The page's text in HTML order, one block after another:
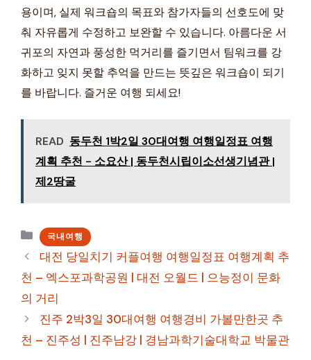
용이며, 실제 워크숍의 목표와 참가자들의 선호도에 맞
춰 자유롭게 수정하고 보완할 수 있습니다. 아름다운 서
귀포의 자연과 풍성한 먹거리를 즐기면서 팀워크를 강
화하고 잊지 못할 추억을 만드는 뜻깊은 워크숍이 되기
를 바랍니다. 즐거운 여행 되세요!
READ 동두천 1박2일 30대여행 여행일정표 여행
계획 추천 - 소요산 | 동두천시립이소선생기념관 |
제2땅굴
카
테
국내여행
대전 당일치기 커플여행 여행일정표 여행계획 추
천 – 엑스포과학공원 | 대전 오월드 | 으능정이 문화
의 거리
진주 2박3일 30대여행 여행경비 가볼만한곳 추
천 – 진주성 | 진주남강 | 경남과학기술대학교 박물관